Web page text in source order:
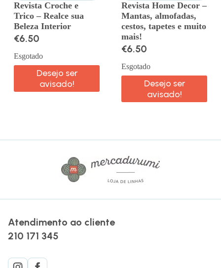
Revista Croche e
Trico – Realce sua
Beleza Interior
€6.50
Esgotado
Desejo ser
avisado!
Revista Home Decor –
Mantas, almofadas,
cestos, tapetes e muito
mais!
€6.50
Esgotado
Desejo ser
avisado!
Atendimento ao cliente
210 171 345